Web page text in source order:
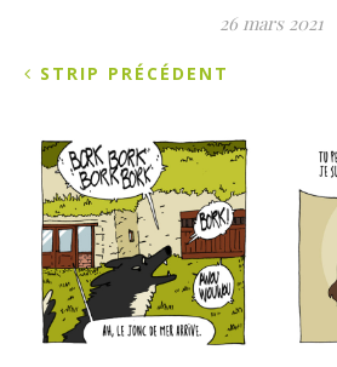
26 mars 2021
STRIP PRÉCÉDENT